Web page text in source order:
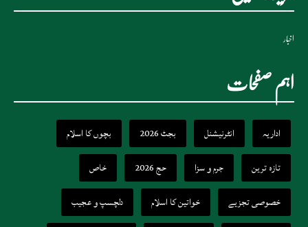
اخبار
اہم صفحات
اداریہ انٹرنیشنل بجٹ 2026
بچوں کا اسلام
تازہ ترین
جرم و سزا حج 2026
خاص
خصوصی تجزیے
خواتین کا اسلام
دلچسپ و عجیب